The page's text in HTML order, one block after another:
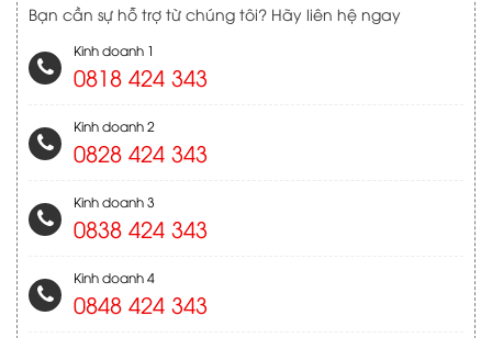
Bạn cần sự hỗ trợ từ chúng tôi? Hãy liên hệ ngay
Kinh doanh 1
0818 424 343
Kinh doanh 2
0828 424 343
Kinh doanh 3
0838 424 343
Kinh doanh 4
0848 424 343